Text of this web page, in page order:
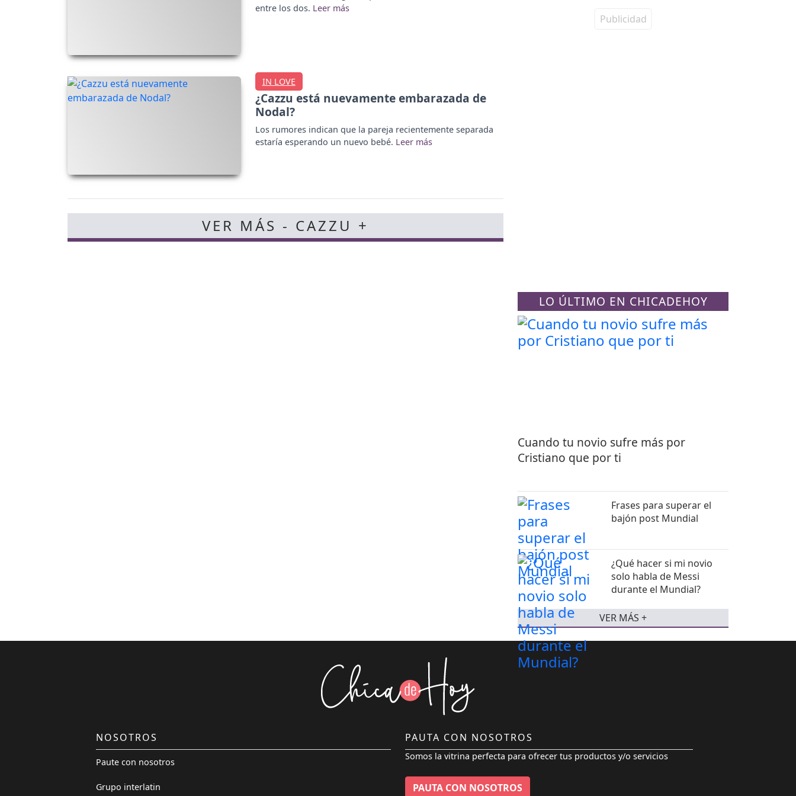
entre los dos.
IN LOVE
¿Cazzu está nuevamente embarazada de
Nodal?
Los rumores indican que la pareja recientemente separada
estaría esperando un nuevo bebé.
VER MÁS - CAZZU +
LO ÚLTIMO EN CHICADEHOY
Cuando tu novio sufre más por
Cristiano que por ti
Frases para superar el
bajón post Mundial
¿Qué hacer si mi novio
solo habla de Messi
durante el Mundial?
VER MÁS +
NOSOTROS
Paute con nosotros
Grupo interlatin
PAUTA CON NOSOTROS
Somos la vitrina perfecta para ofrecer tus productos y/o servicios
PAUTA CON NOSOTROS